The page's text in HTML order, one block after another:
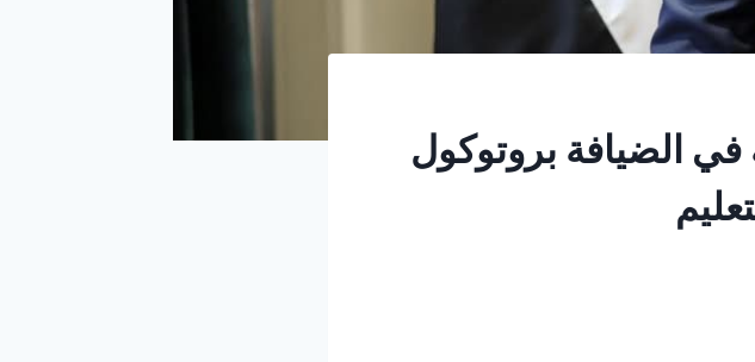
في الضيافة بروتوكول